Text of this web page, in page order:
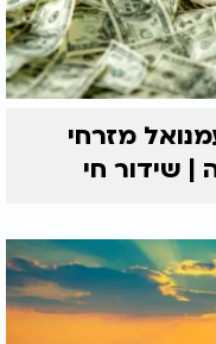
מזרחי
שידור חי